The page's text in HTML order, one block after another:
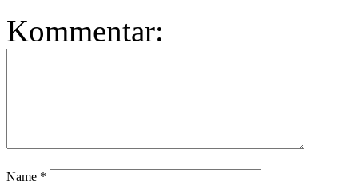
Kommentar:
Name *